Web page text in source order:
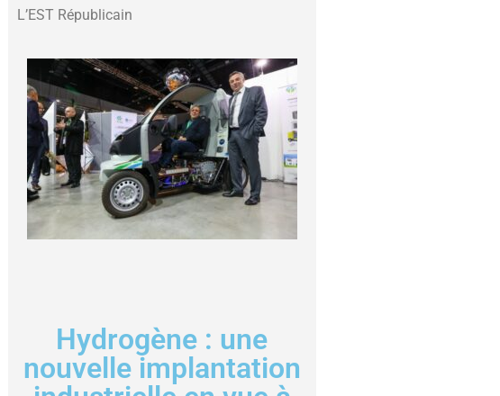
L’EST Républicain
Hydrogène : une
nouvelle implantation